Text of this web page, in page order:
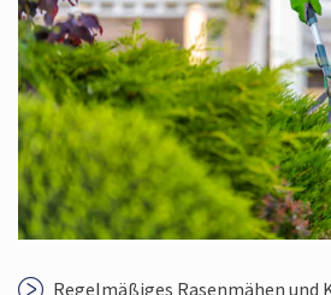
Regelmäßiges Rasenmähen